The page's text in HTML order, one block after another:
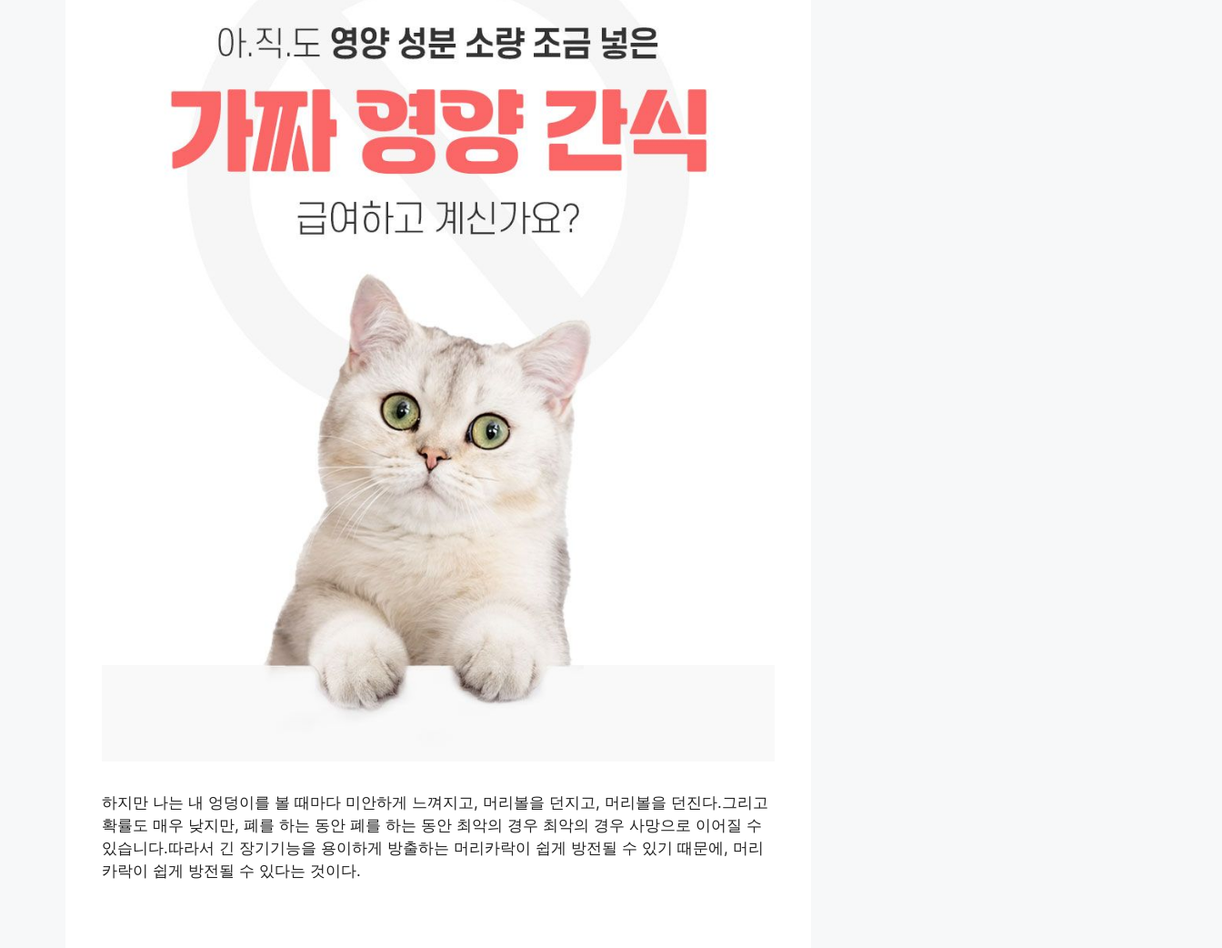
하지만 나는 내 엉덩이를 볼 때마다 미안하게 느껴지고, 머리볼을 던지고, 머리볼을 던진다.그리고
확률도 매우 낮지만, 폐를 하는 동안 폐를 하는 동안 최악의 경우 최악의 경우 사망으로 이어질 수
있습니다.따라서 긴 장기기능을 용이하게 방출하는 머리카락이 쉽게 방전될 수 있기 때문에, 머리
카락이 쉽게 방전될 수 있다는 것이다.